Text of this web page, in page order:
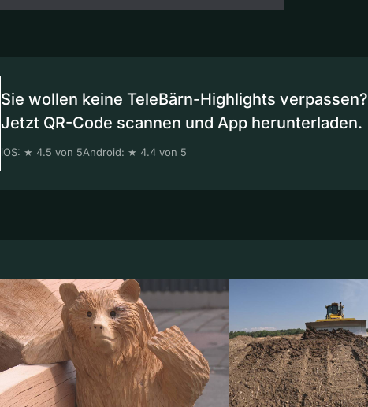
Sie wollen keine TeleBärn-Highlights verpassen?
Jetzt QR-Code scannen und App herunterladen.
iOS: ★ 4.5 von 5Android: ★ 4.4 von 5